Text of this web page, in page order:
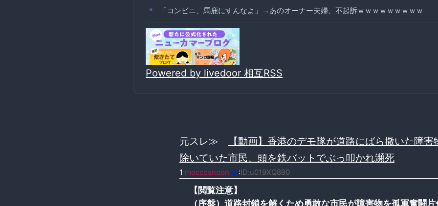
「コンビニ、馬鹿にすんなよ」→あのオーナー夫婦、不起訴ｗｗｗｗｗｗｗｗｗ
Powered by livedoor 相互RSS
元スレ≫
【動画】香港のデモ隊が道路にばら撒いた障害
除いていた市民、頭を鉄バットでぶっ叩かれ瀕死
1 moccosnoon ID:ID:u019XQ890
【閲覧注意】
（序盤）道路封鎖を解くため勇敢な市民が障害物を孤軍奮闘